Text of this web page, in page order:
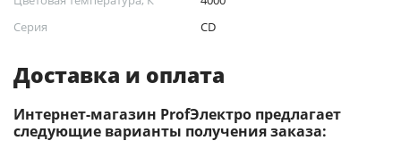
Серия
CD
Доставка и оплата
Интернет-магазин ProfЭлектро предлагает
следующие варианты получения заказа: